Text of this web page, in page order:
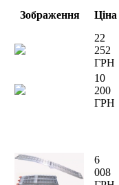
Зображення
Ціна
22
252
ГРН
10
200
ГРН
6
008